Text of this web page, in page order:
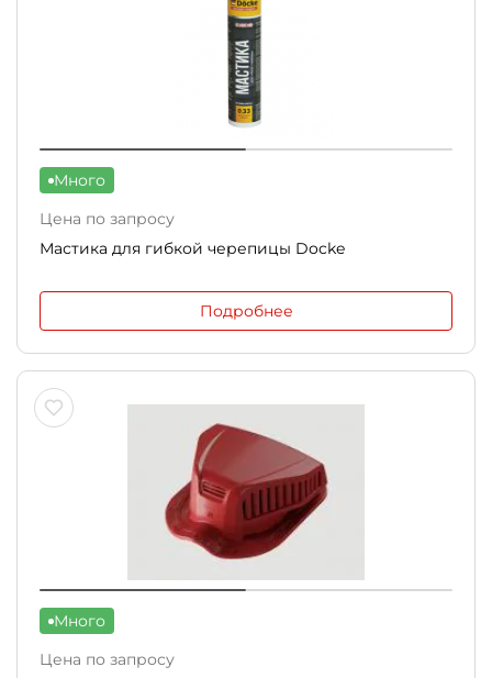
Много
Цена по запросу
Мастика для гибкой черепицы Docke
Подробнее
Много
Цена по запросу